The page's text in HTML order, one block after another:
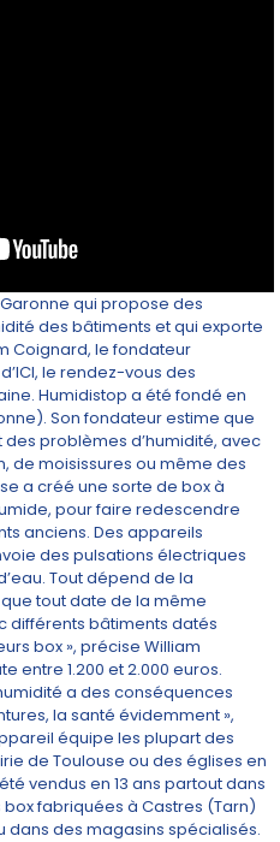
qui propose des
des bâtiments et qui exporte
Coignard, le fondateur
le rendez-vous des
Humidistop a été fondé en
Son fondateur estime que
problèmes d’humidité, avec
de moisissures ou même des
a créé une sorte de box à
pour faire redescendre
anciens. Des appareils
des pulsations électriques
Tout dépend de la
tout date de la même
différents bâtiments datés
box », précise William
entre 1.200 et 2.000 euros.
a des conséquences
la santé évidemment »,
équipe les plupart des
de Toulouse ou des églises en
vendus en 13 ans partout dans
fabriquées à Castres (Tarn)
dans des magasins spécialisés.